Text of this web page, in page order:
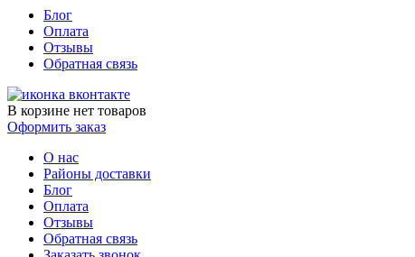
Блог
Оплата
Отзывы
Обратная связь
В корзине нет товаров
Оформить заказ
О нас
Районы доставки
Блог
Оплата
Отзывы
Обратная связь